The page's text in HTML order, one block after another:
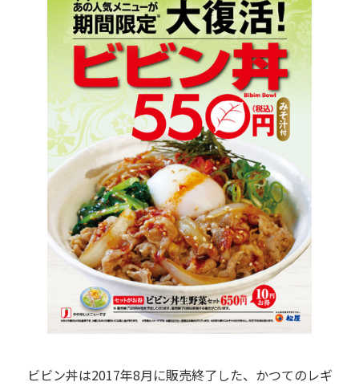
ビビン丼は2017年8月に販売終了した、かつてのレギ